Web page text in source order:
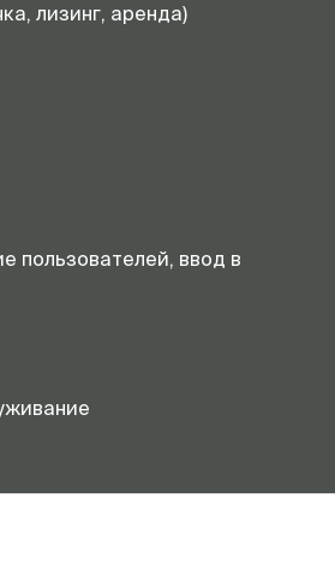
лизинг, аренда)
пользователей, ввод в